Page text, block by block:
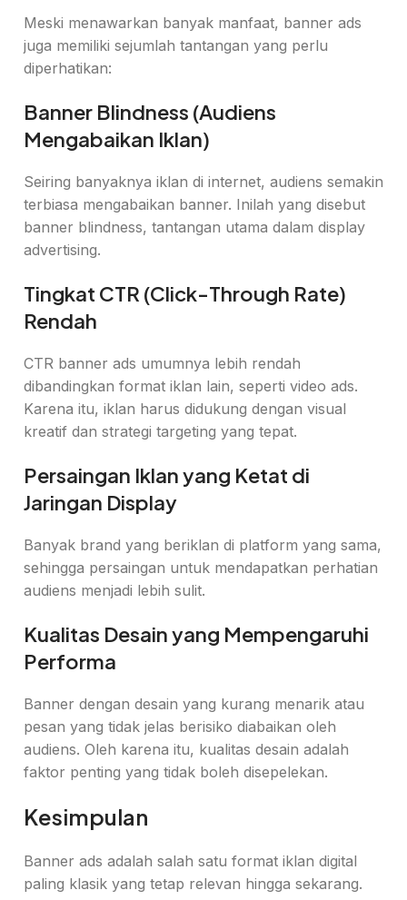
Meski menawarkan banyak manfaat, banner ads
juga memiliki sejumlah tantangan yang perlu
diperhatikan:
Banner Blindness (Audiens
Mengabaikan Iklan)
Seiring banyaknya iklan di internet, audiens semakin
terbiasa mengabaikan banner. Inilah yang disebut
banner blindness, tantangan utama dalam display
advertising.
Tingkat CTR (Click-Through Rate)
Rendah
CTR banner ads umumnya lebih rendah
dibandingkan format iklan lain, seperti video ads.
Karena itu, iklan harus didukung dengan visual
kreatif dan strategi targeting yang tepat.
Persaingan Iklan yang Ketat di
Jaringan Display
Banyak brand yang beriklan di platform yang sama,
sehingga persaingan untuk mendapatkan perhatian
audiens menjadi lebih sulit.
Kualitas Desain yang Mempengaruhi
Performa
Banner dengan desain yang kurang menarik atau
pesan yang tidak jelas berisiko diabaikan oleh
audiens. Oleh karena itu, kualitas desain adalah
faktor penting yang tidak boleh disepelekan.
Kesimpulan
Banner ads adalah salah satu format iklan digital
paling klasik yang tetap relevan hingga sekarang.